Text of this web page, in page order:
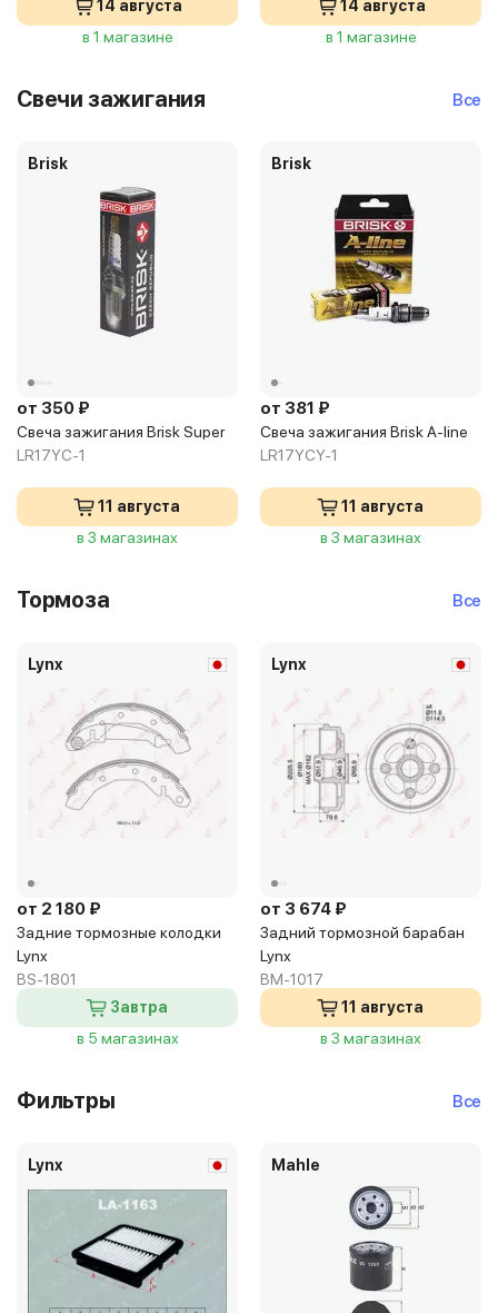
14 августа
в 1 магазине
14 августа
в 1 магазине
Свечи зажигания Все
Brisk
от 350 ₽
Свеча зажигания Brisk Super
LR17YC-1
11 августа
в 3 магазинах
Brisk
от 381 ₽
Свеча зажигания Brisk A-line
LR17YCY-1
11 августа
в 3 магазинах
Тормоза Все
Lynx
от 2 180 ₽
Задние тормозные колодки
Lynx
BS-1801
Завтра
в 5 магазинах
Lynx
от 3 674 ₽
Задний тормозной барабан
Lynx
BM-1017
11 августа
в 3 магазинах
Фильтры Все
Lynx Mahle